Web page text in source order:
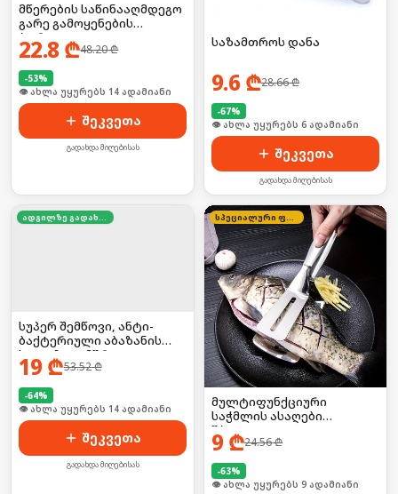
მწერების საწინააღმდეგო
გარე გამოყენების
პორტატული
დამაფრთხობელი
22.8 ₾48.20₾
-53%
🛒 ბოლო 24სთ-ში იყიდა 21-მა
შეკვეთა
გადახდა მიღებისას
საზამთროს დანა
9.6 ₾28.66₾
-67%
🛒 ბოლო 24სთ-ში იყიდა 13-მა
შეკვეთა
გადახდა მიღებისას
ადგილზე გადახდა
სუპერ შემწოვი, ანტი-
ბაქტერიული აბაზანის
ხალიჩა — მშრალი და
უსაფრთხო იატაკისთვის
19 ₾53.52₾
-64%
🛒 ბოლო 24სთ-ში იყიდა 17-მა
შეკვეთა
გადახდა მიღებისას
სპეციალური ფასი
მულტიფუნქციური
საჭმლის ასაღები
შპატელი
9 ₾24.56₾
-63%
🛒 ბოლო 24სთ-ში იყიდა 16-მა